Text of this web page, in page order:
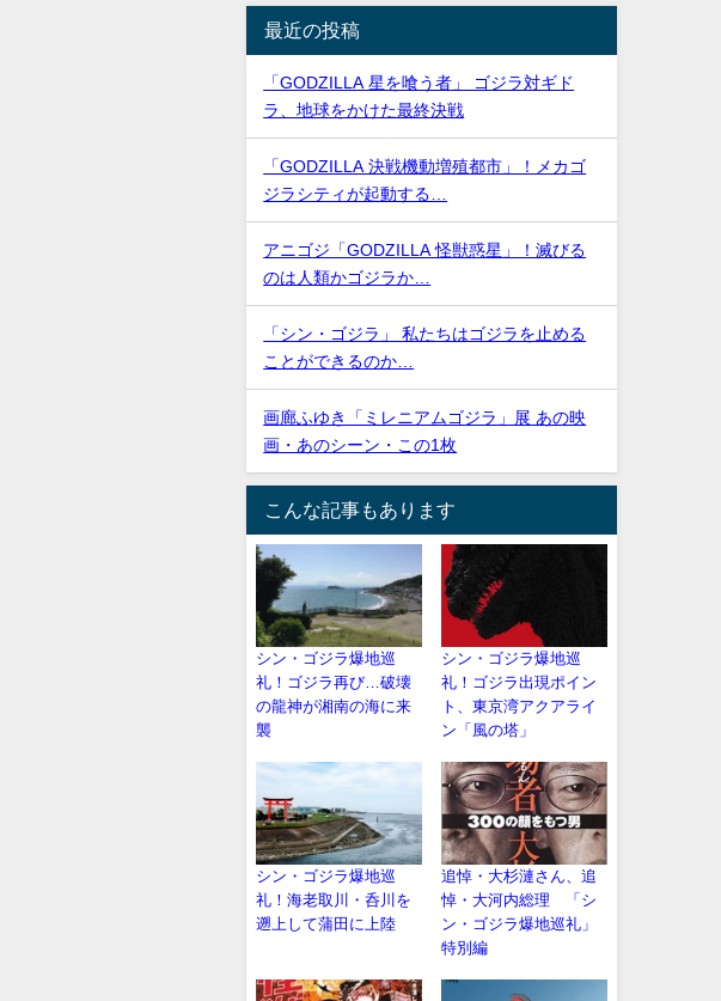
最近の投稿
「GODZILLA 星を喰う者」 ゴジラ対ギド
ラ、地球をかけた最終決戦
「GODZILLA 決戦機動増殖都市」！メカゴ
ジラシティが起動する…
アニゴジ「GODZILLA 怪獣惑星」！滅びる
のは人類かゴジラか…
「シン・ゴジラ」 私たちはゴジラを止める
ことができるのか…
画廊ふゆき「ミレニアムゴジラ」展 あの映
画・あのシーン・この1枚
こんな記事もあります
シン・ゴジラ爆地巡
礼！ゴジラ再び…破壊
の龍神が湘南の海に来
襲
シン・ゴジラ爆地巡
礼！ゴジラ出現ポイン
ト、東京湾アクアライ
ン「風の塔」
シン・ゴジラ爆地巡
礼！海老取川・呑川を
遡上して蒲田に上陸
追悼・大杉漣さん、追
悼・大河内総理 「シ
ン・ゴジラ爆地巡礼」
特別編